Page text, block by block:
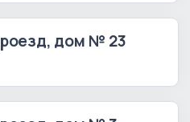
дом № 23